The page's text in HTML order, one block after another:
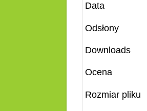
Data
Odsłony
Downloads
Ocena
Rozmiar pliku